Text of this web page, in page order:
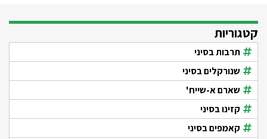
קטגוריות
תרבות בסיני
שנורקלים בסיני
שארם א-שייח'
קזינו בסיני
קאמפים בסיני